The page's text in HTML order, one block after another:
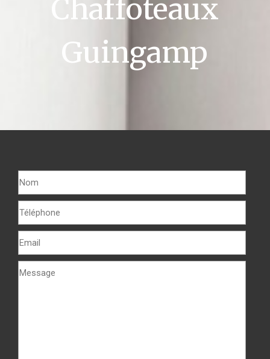
Chaffoteaux
Guingamp